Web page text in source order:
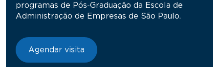
programas de Pós-Graduação da Escola de
Administração de Empresas de São Paulo.
Agendar visita